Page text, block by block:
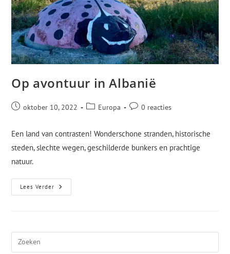
Op avontuur in Albanië
oktober 10, 2022 Europa 0 reacties
Een land van contrasten! Wonderschone stranden, historische
steden, slechte wegen, geschilderde bunkers en prachtige
natuur.
Lees Verder